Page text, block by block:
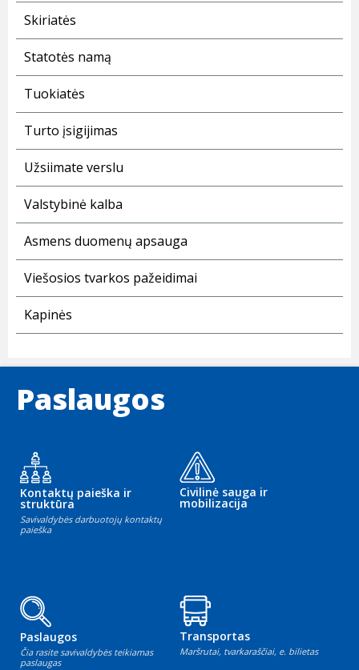
Skiriatės
Statotės namą
Tuokiatės
Turto įsigijimas
Užsiimate verslu
Valstybinė kalba
Asmens duomenų apsauga
Viešosios tvarkos pažeidimai
Kapinės
Paslaugos
Kontaktų paieška ir
struktūra
Savivaldybės darbuotojų kontaktų
paieška
Civilinė sauga ir
mobilizacija
Paslaugos
Čia rasite savivaldybės teikiamas
paslaugas
Transportas
Maršrutai, tvarkaraščiai, e. bilietas